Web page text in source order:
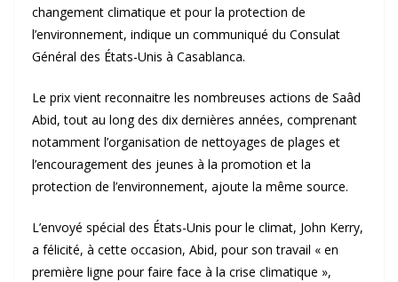
changement climatique et pour la protection de
l’environnement, indique un communiqué du Consulat
Général des États-Unis à Casablanca.
Le prix vient reconnaitre les nombreuses actions de Saâd
Abid, tout au long des dix dernières années, comprenant
notamment l’organisation de nettoyages de plages et
l’encouragement des jeunes à la promotion et la
protection de l’environnement, ajoute la même source.
L’envoyé spécial des États-Unis pour le climat, John Kerry,
a félicité, à cette occasion, Abid, pour son travail « en
première ligne pour faire face à la crise climatique »,